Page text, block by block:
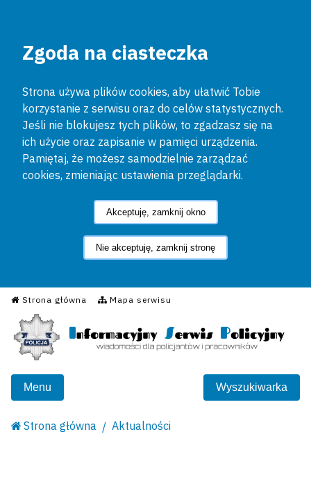
Zgoda na ciasteczka
Strona używa plików cookies, aby ułatwić Tobie
korzystanie z serwisu oraz do celów statystycznych.
Jeśli nie blokujesz tych plików, to zgadzasz się na
ich użycie oraz zapisanie w pamięci urządzenia.
Pamiętaj, że możesz samodzielnie zarządzać
cookies, zmieniając ustawienia przeglądarki.
Akceptuję, zamknij okno
Nie akceptuję, zamknij stronę
Strona główna Mapa serwisu
Informacyjny Serwis
Menu Wyszukiwarka
Strona główna Aktualności